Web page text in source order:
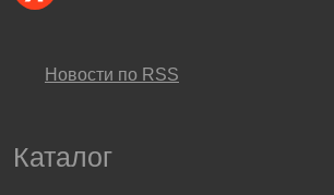
Новости по RSS
Каталог